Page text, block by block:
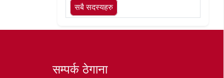
सबै सदस्यहरु
सम्पर्क ठेगाना